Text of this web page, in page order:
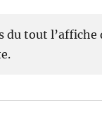
du tout l’affiche